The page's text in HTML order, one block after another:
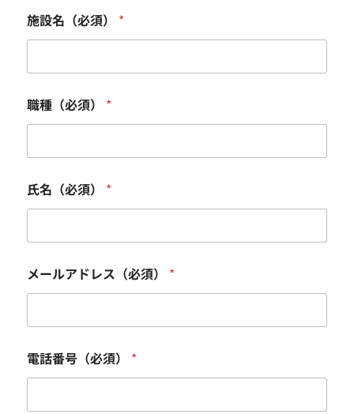
氏
名
必
）
氏
名
必
）
施設名（必須） *
職種（必須） *
氏名（必須） *
メールアドレス（必須） *
電話番号（必須） *